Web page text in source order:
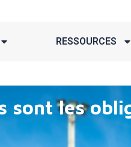
RESSOURCES
sont les